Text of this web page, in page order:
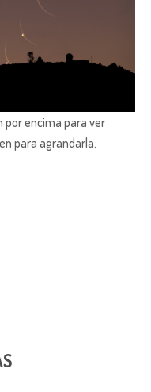
por encima para ver
para agrandarla.